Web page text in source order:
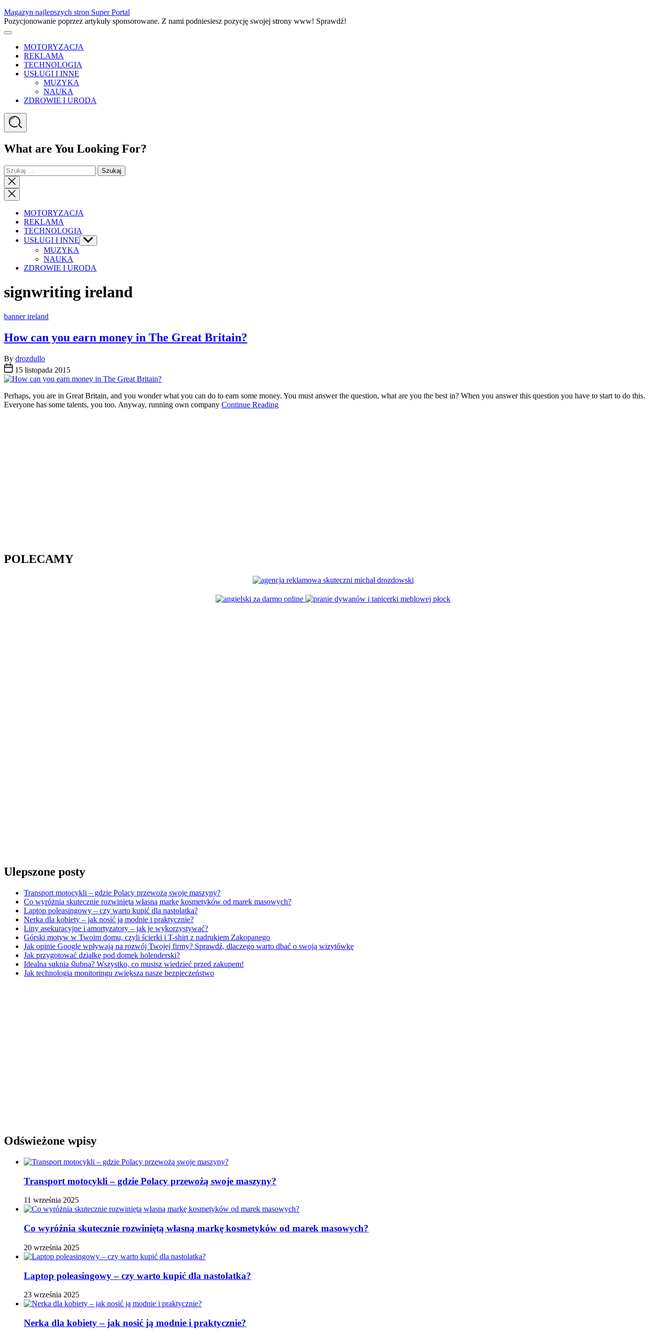
Skip
to
content
Magazyn najlepszych stron Super Portal
Pozycjonowanie poprzez artykuły sponsorowane. Z nami podniesiesz pozycję swojej strony www! Sprawdź!
Menu
MOTORYZACJA
REKLAMA
TECHNOLOGIA
USŁUGI I INNE
MUZYKA
NAUKA
ZDROWIE I URODA
Search
What are You Looking For?
Szukaj:
Close
search
Close
Menu
MOTORYZACJA
REKLAMA
TECHNOLOGIA
USŁUGI I INNE Show
sub
MUZYKA
NAUKA
ZDROWIE I URODA
signwriting ireland
Categories
banner ireland
How can you earn money in The Great Britain?
By drozdullo
15 listopada 2015
Perhaps, you are in Great Britain, and you wonder what you can do to earn some money. You must answer the question, what are you the best in? When you answer this question you have to start to do this.
Everyone has some talents, you too. Anyway, running own company Continue Reading
POLECAMY
Ulepszone posty
Transport motocykli – gdzie Polacy przewożą swoje maszyny?
Co wyróżnia skutecznie rozwiniętą własną markę kosmetyków od marek masowych?
Laptop poleasingowy – czy warto kupić dla nastolatka?
Nerka dla kobiety – jak nosić ją modnie i praktycznie?
Liny asekuracyjne i amortyzatory – jak je wykorzystywać?
Górski motyw w Twoim domu, czyli ścierki i T-shirt z nadrukiem Zakopanego
Jak opinie Google wpływają na rozwój Twojej firmy? Sprawdź, dlaczego warto dbać o swoją wizytówkę
Jak przygotować działkę pod domek holenderski?
Idealna suknia ślubna? Wszystko, co musisz wiedzieć przed zakupem!
Jak technologia monitoringu zwiększa nasze bezpieczeństwo
Odświeżone wpisy
Transport motocykli – gdzie Polacy przewożą swoje maszyny?
11 września 2025
Co wyróżnia skutecznie rozwiniętą własną markę kosmetyków od marek masowych?
20 września 2025
Laptop poleasingowy – czy warto kupić dla nastolatka?
23 września 2025
Nerka dla kobiety – jak nosić ją modnie i praktycznie?